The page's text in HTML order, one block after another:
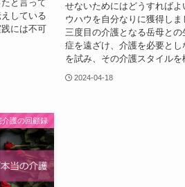
と言って
している
には不可
せないためにはどうすればよ
ウハウを自分なりに獲得しま
三度目の介護となる岳母との
症を遠ざけ、介護を必要とし
を試み、その介護スタイルを
2024-04-18
介護の回顧録